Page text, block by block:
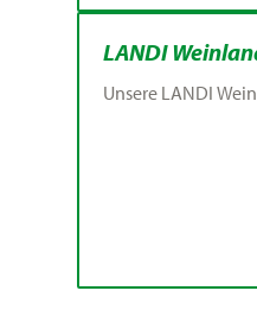
LANDI
Unsere LANDI